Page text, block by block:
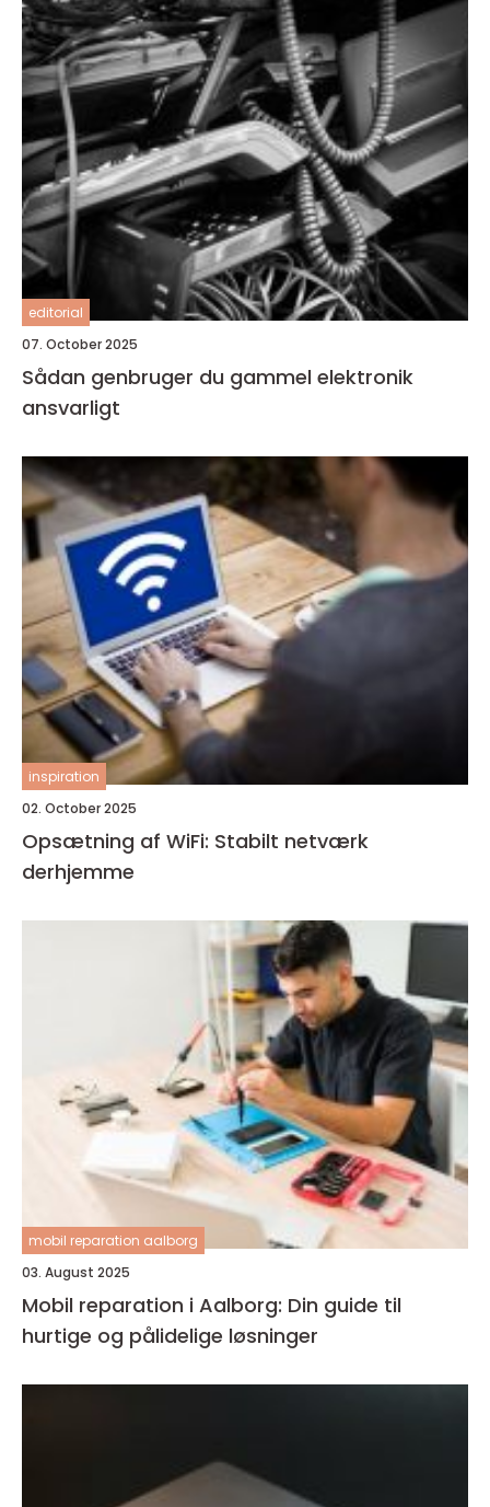
editorial
07. October 2025
Sådan genbruger du gammel elektronik
ansvarligt
inspiration
02. October 2025
Opsætning af WiFi: Stabilt netværk
derhjemme
mobil reparation aalborg
03. August 2025
Mobil reparation i Aalborg: Din guide til
hurtige og pålidelige løsninger